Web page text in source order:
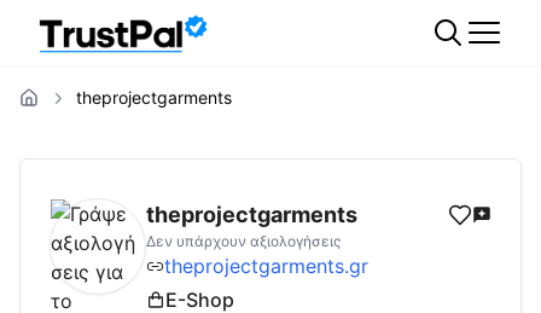
theprojectgarments
theprojectgarments.grΑξιολογήσεις | Δες
theprojectgarments
Δεν υπάρχουν αξιολογήσεις
theprojectgarments.gr
E-Shop